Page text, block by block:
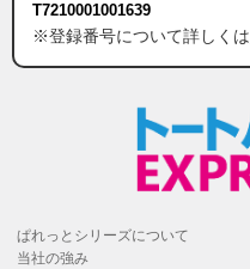
T7210001001639
※登録番号について詳しくは
ぱれっとシリーズについて
当社の強み